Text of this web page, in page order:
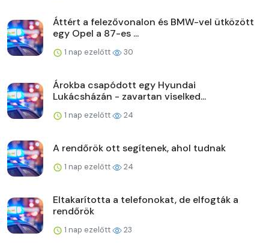
Áttért a felezővonalon és BMW-vel ütközött
egy Opel a 87-es ...
1 nap ezelőtt 30
Árokba csapódott egy Hyundai
Lukácsházán - zavartan viselked...
1 nap ezelőtt 24
A rendőrök ott segítenek, ahol tudnak
1 nap ezelőtt 24
Eltakarította a telefonokat, de elfogták a
rendőrök
1 nap ezelőtt 23